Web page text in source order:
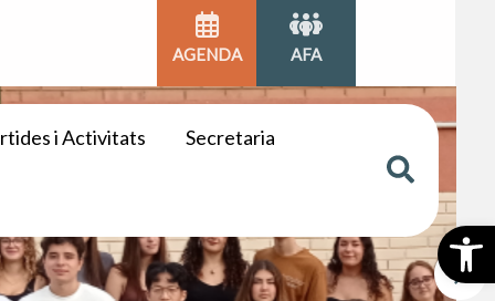
AGENDA AFA
i Activitats Secretaria